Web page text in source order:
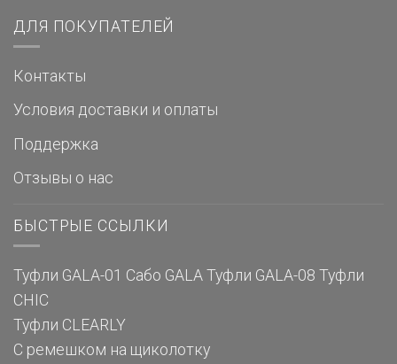
ДЛЯ ПОКУПАТЕЛЕЙ
Контакты
Условия доставки и оплаты
Поддержка
Отзывы о нас
БЫСТРЫЕ ССЫЛКИ
Туфли GALA-01 Сабо GALA Туфли GALA-08 Туфли
CHIC
Туфли CLEARLY
С ремешком на щиколотку